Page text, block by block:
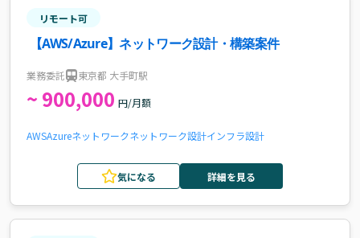
リモート可
【AWS/Azure】ネットワーク設計・構築案件
業務委託 東京都 大手町駅
~ 900,000 円/月額
AWSAzureネットワークネットワーク設計インフラ設計
気になる 詳細を見る